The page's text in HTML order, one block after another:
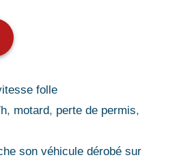
folle
, motard, perte de permis,
son véhicule dérobé sur